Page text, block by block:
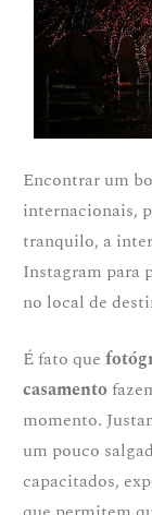
Encontrar um
internacionais,
tranquilo, a
Instagram para
no local de
É fato que
casamento
momento.
um pouco
capacitados,